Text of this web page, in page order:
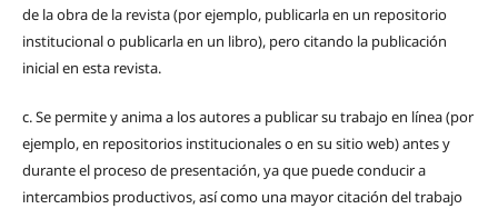
de la obra de la revista (por ejemplo, publicarla en un repositorio
institucional o publicarla en un libro), pero citando la publicación
inicial en esta revista.
c. Se permite y anima a los autores a publicar su trabajo en línea (por
ejemplo, en repositorios institucionales o en su sitio web) antes y
durante el proceso de presentación, ya que puede conducir a
intercambios productivos, así como una mayor citación del trabajo